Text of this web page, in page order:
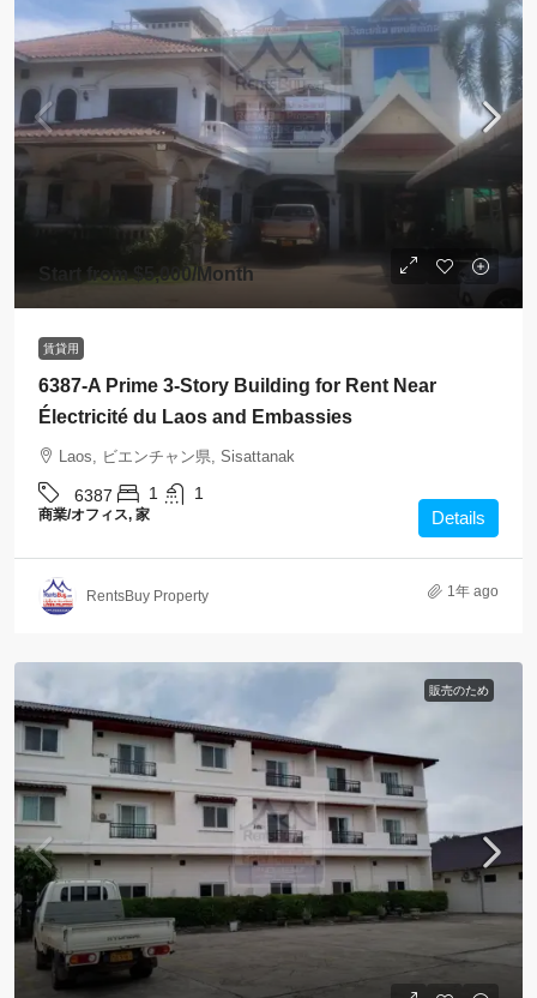
Start from$5,000/Month
賃貸用
6387-A Prime 3-Story Building for Rent Near
Électricité du Laos and Embassies
Laos, ビエンチャン県, Sisattanak
6387 1 1
商業/オフィス, 家 Details
RentsBuy Property 1年 ago
販売のため